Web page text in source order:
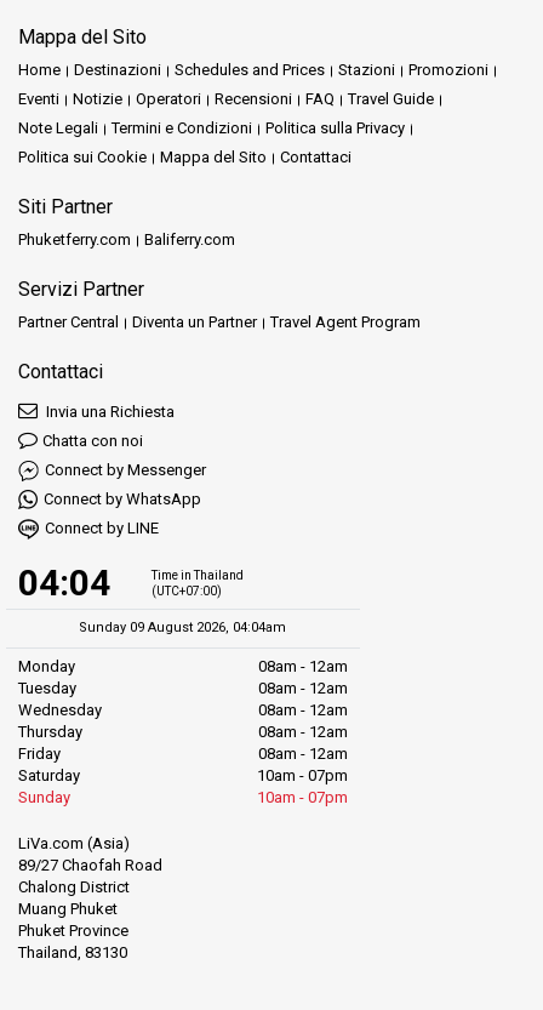
Mappa del Sito
Home Destinazioni Schedules and Prices Stazioni
Promozioni
Eventi
Notizie Operatori Recensioni FAQ
Travel Guide
Note Legali
Termini e Condizioni
Politica sulla Privacy
Politica sui Cookie
Mappa del Sito Contattaci
Siti Partner
Phuketferry.com Baliferry.com
Servizi Partner
Partner Central Diventa un Partner Travel Agent Program
Contattaci
Invia una Richiesta
Chatta con noi
Connect by Messenger
Connect by WhatsApp
Connect by LINE
04:04
Time in Thailand
(UTC+07:00)
Sunday 09 August 2026, 04:04am
Monday
08am - 12am
Tuesday
08am - 12am
Wednesday
08am - 12am
Thursday
08am - 12am
Friday
08am - 12am
Saturday
10am - 07pm
Sunday
10am - 07pm
LiVa.com (Asia)
89/27 Chaofah Road
Chalong District
Muang Phuket
Phuket Province
Thailand, 83130